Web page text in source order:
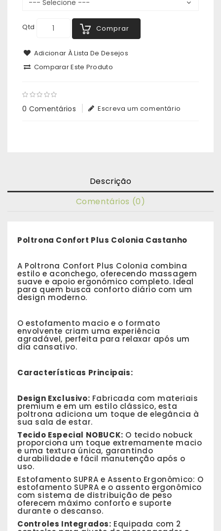
Qtd Comprar
Adicionar À Lista De Desejos
Comparar Este Produto
0 Comentários Escreva um comentário
Descrição
Comentários (0)
Poltrona Confort Plus Colonia Castanho
A Poltrona Confort Plus Colonia combina
estilo e aconchego, oferecendo massagem
suave e apoio ergonómico completo. Ideal
para quem busca conforto diário com um
design moderno.
O estofamento macio e o formato
envolvente criam uma experiência
agradável, perfeita para relaxar após um
dia cansativo.
Características Principais:
Design Exclusivo: Fabricada com materiais
premium e em um estilo clássico, esta
poltrona adiciona um toque de elegância à
sua sala de estar.
Tecido Especial NOBUCK: O tecido nobuck
proporciona um toque extremamente macio
e uma textura única, garantindo
durabilidade e fácil manutenção após o
uso.
Estofamento SUPRA e Assento Ergonômico: O
estofamento SUPRA e o assento ergonômico
com sistema de distribuição de peso
oferecem máximo conforto e suporte
durante o descanso.
Controles Integrados: Equipada com 2